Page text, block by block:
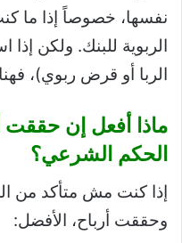
نفسها، خصوصاً إذا ما
الربوية للبنك. ولكن
الربا أو قرض ربوي)،
ماذا أفعل إن حققت
الحكم الشرعي؟
إذا كنت مش متأكد من
وحققت أرباح، الأفضل: